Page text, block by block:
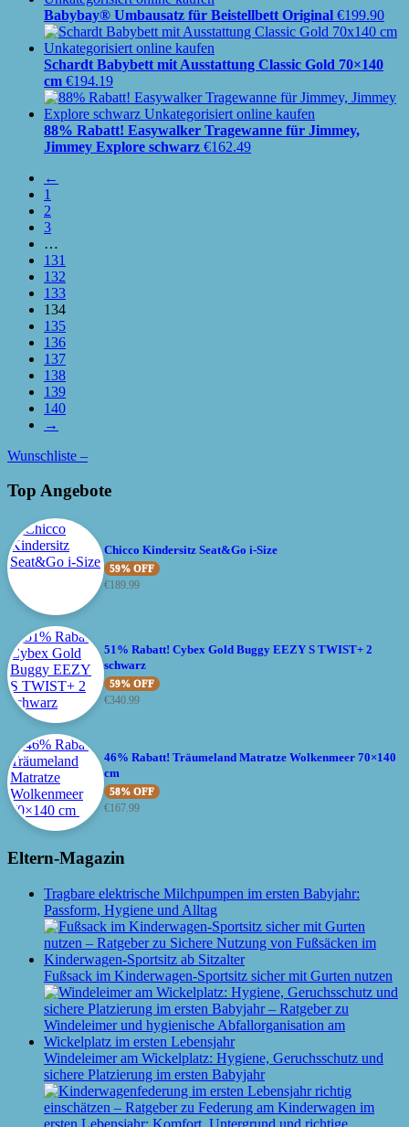
Babybay® Umbausatz für Beistellbett Original €199.90
Schardt Babybett mit Ausstattung Classic Gold 70×140
cm €194.19
88% Rabatt! Easywalker Tragewanne für Jimmey,
Jimmey Explore schwarz €162.49
←
1
2
3
…
131
132
133
134
135
136
137
138
139
140
→
Wunschliste –
Top Angebote
Chicco Kindersitz Seat&Go i-Size
59% OFF
€189.99
51% Rabatt! Cybex Gold Buggy EEZY S TWIST+ 2
schwarz
59% OFF
€340.99
46% Rabatt! Träumeland Matratze Wolkenmeer 70×140
cm
58% OFF
€167.99
Eltern-Magazin
Tragbare elektrische Milchpumpen im ersten Babyjahr:
Passform, Hygiene und Alltag
Fußsack im Kinderwagen-Sportsitz sicher mit Gurten nutzen
Windeleimer am Wickelplatz: Hygiene, Geruchsschutz und
sichere Platzierung im ersten Babyjahr